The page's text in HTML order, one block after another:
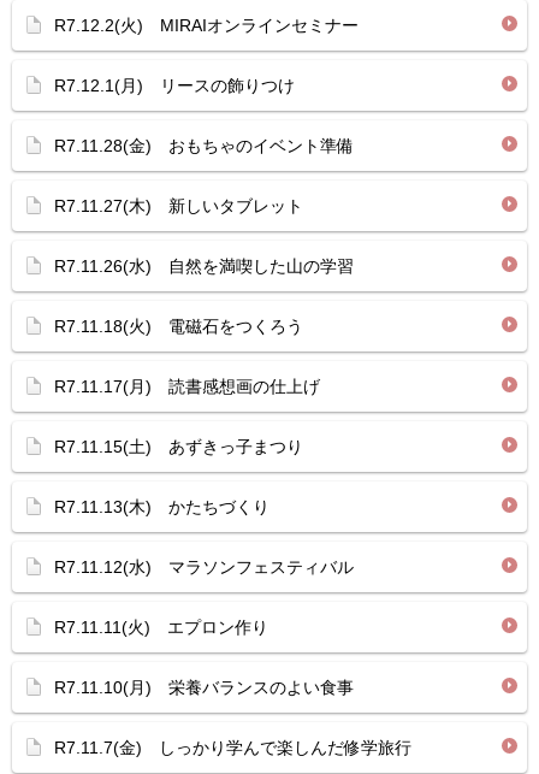
R7.12.2(火) MIRAIオンラインセミナー
R7.12.1(月) リースの飾りつけ
R7.11.28(金) おもちゃのイベント準備
R7.11.27(木) 新しいタブレット
R7.11.26(水) 自然を満喫した山の学習
R7.11.18(火) 電磁石をつくろう
R7.11.17(月) 読書感想画の仕上げ
R7.11.15(土) あずきっ子まつり
R7.11.13(木) かたちづくり
R7.11.12(水) マラソンフェスティバル
R7.11.11(火) エプロン作り
R7.11.10(月) 栄養バランスのよい食事
R7.11.7(金) しっかり学んで楽しんだ修学旅行